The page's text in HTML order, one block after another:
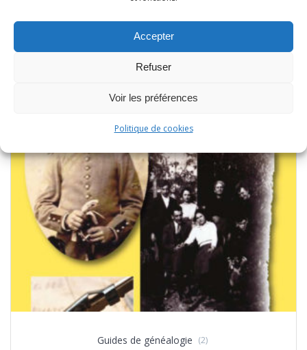
Accepter
Refuser
Voir les préférences
Politique de cookies
Guides de généalogie (2)